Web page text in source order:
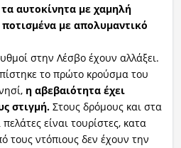
αυτοκίνητα με χαμηλή
με απολυμαντικό
στην Λέσβο έχουν αλλάξει.
το πρώτο κρούσμα του
η αβεβαιότητα έχει
στιγμή.Στους δρόμους και στα
είναι τουρίστες, κατα
τους ντόπιους δεν έχουν την